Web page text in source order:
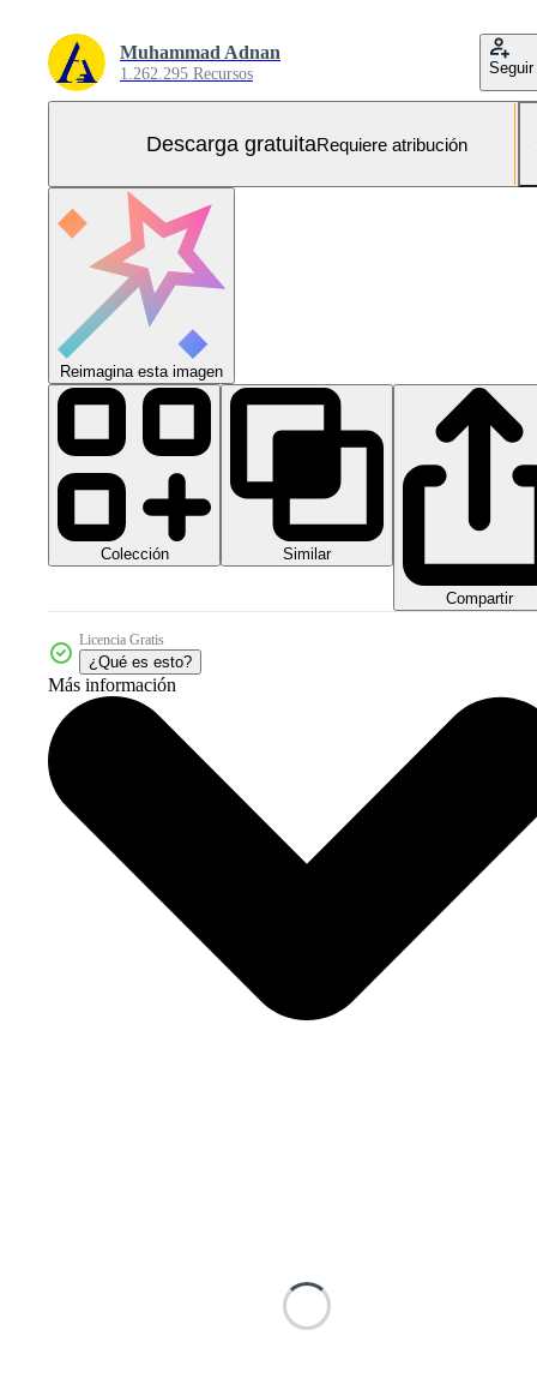
Muhammad Adnan
1.262.295 Recursos Seguir
Descarga gratuitaRequiere atribución
Reimagina esta imagen
Colección Similar
Compartir
Licencia Gratis
¿Qué es esto?
Más información